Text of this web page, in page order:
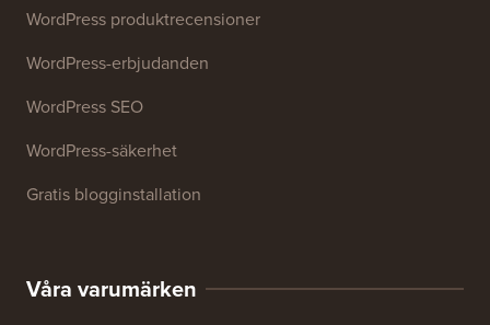
Resurser
WordPress-kurser
WordPress-ordlista
WordPress produktrecensioner
WordPress SEO